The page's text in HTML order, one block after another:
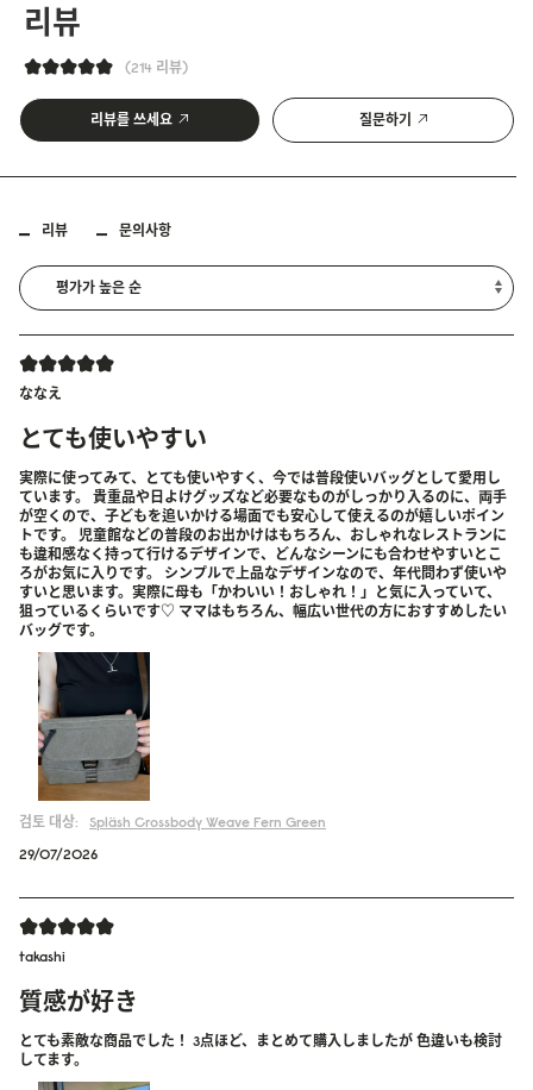
리뷰
214 리뷰
리뷰를 쓰세요 질문하기
리뷰 문의사항
ななえ
とても使いやすい
実際に使ってみて、とても使いやすく、今では普段使いバッグとして愛用し
ています。 貴重品や日よけグッズなど必要なものがしっかり入るのに、両手
が空くので、子どもを追いかける場面でも安心して使えるのが嬉しいポイン
トです。 児童館などの普段のお出かけはもちろん、おしゃれなレストランに
も違和感なく持って行けるデザインで、どんなシーンにも合わせやすいとこ
ろがお気に入りです。 シンプルで上品なデザインなので、年代問わず使いや
すいと思います。実際に母も「かわいい！おしゃれ！」と気に入っていて、
狙っているくらいです♡ ママはもちろん、幅広い世代の方におすすめしたい
バッグです。
검토 대상: Spläsh Crossbody Weave Fern Green
29/07/2026
takashi
質感が好き
とても素敵な商品でした！ 3点ほど、まとめて購入しましたが 色違いも検討
してます。